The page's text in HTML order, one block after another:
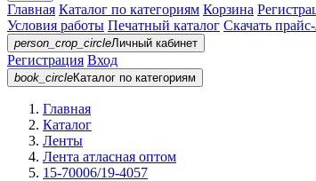
Главная Каталог по категориям Корзина
Условия работы Печатный каталог Скачать
person_crop_circleЛичный кабинет
Регистрация Вход
book_circleКаталог по категориям
Главная
Каталог
Ленты
Лента атласная оптом
15-70006/19-4057